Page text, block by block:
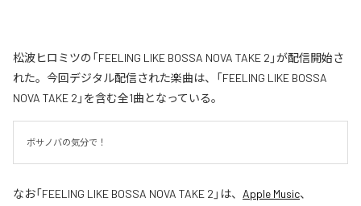
松波ヒロミツの「FEELING LIKE BOSSA NOVA TAKE 2」が配信開始さ
れた。今回デジタル配信された楽曲は、「FEELING LIKE BOSSA
NOVA TAKE 2」を含む全1曲となっている。
ボサノバの気分で！
なお「FEELING LIKE BOSSA NOVA TAKE 2 」は、 Apple Music、